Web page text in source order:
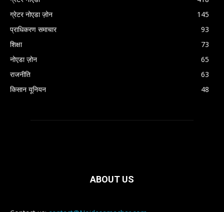
ग्रेटर नोएडा ज़ोन
145
प्राधिकरण समाचार
93
शिक्षा
73
नोएडा ज़ोन
65
राजनीति
63
किसान यूनियन
48
ABOUT US